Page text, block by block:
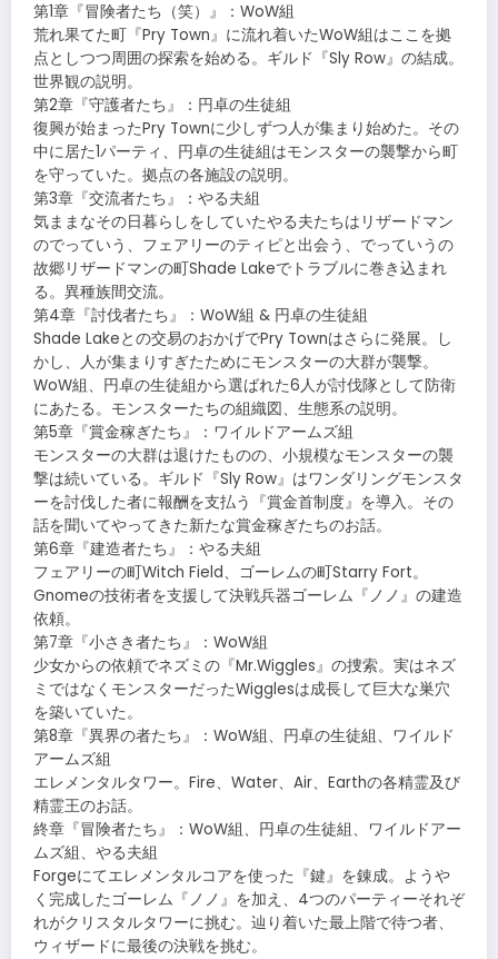
第1章『冒険者たち（笑）』：WoW組
荒れ果てた町『Pry Town』に流れ着いたWoW組はここを拠
点としつつ周囲の探索を始める。ギルド『Sly Row』の結成。
世界観の説明。
第2章『守護者たち』：円卓の生徒組
復興が始まったPry Townに少しずつ人が集まり始めた。その
中に居た1パーティ、円卓の生徒組はモンスターの襲撃から町
を守っていた。拠点の各施設の説明。
第3章『交流者たち』：やる夫組
気ままなその日暮らしをしていたやる夫たちはリザードマン
のでっていう、フェアリーのティピと出会う、でっていうの
故郷リザードマンの町Shade Lakeでトラブルに巻き込まれ
る。異種族間交流。
第4章『討伐者たち』：WoW組 & 円卓の生徒組
Shade Lakeとの交易のおかげでPry Townはさらに発展。し
かし、人が集まりすぎたためにモンスターの大群が襲撃。
WoW組、円卓の生徒組から選ばれた6人が討伐隊として防衛
にあたる。モンスターたちの組織図、生態系の説明。
第5章『賞金稼ぎたち』：ワイルドアームズ組
モンスターの大群は退けたものの、小規模なモンスターの襲
撃は続いている。ギルド『Sly Row』はワンダリングモンスタ
ーを討伐した者に報酬を支払う『賞金首制度』を導入。その
話を聞いてやってきた新たな賞金稼ぎたちのお話。
第6章『建造者たち』：やる夫組
フェアリーの町Witch Field、ゴーレムの町Starry Fort。
Gnomeの技術者を支援して決戦兵器ゴーレム『ノノ』の建造
依頼。
第7章『小さき者たち』：WoW組
少女からの依頼でネズミの『Mr.Wiggles』の捜索。実はネズ
ミではなくモンスターだったWigglesは成長して巨大な巣穴
を築いていた。
第8章『異界の者たち』：WoW組、円卓の生徒組、ワイルド
アームズ組
エレメンタルタワー。Fire、Water、Air、Earthの各精霊及び
精霊王のお話。
終章『冒険者たち』：WoW組、円卓の生徒組、ワイルドアー
ムズ組、やる夫組
Forgeにてエレメンタルコアを使った『鍵』を錬成。ようや
く完成したゴーレム『ノノ』を加え、4つのパーティーそれぞ
れがクリスタルタワーに挑む。辿り着いた最上階で待つ者、
ウィザードに最後の決戦を挑む。